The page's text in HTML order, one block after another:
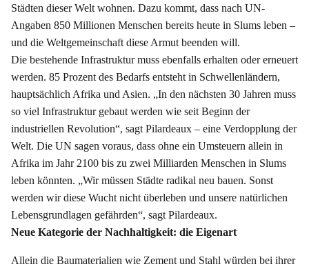
Städten dieser Welt wohnen. Dazu kommt, dass nach UN-
Angaben 850 Millionen Menschen bereits heute in Slums leben –
und die Weltgemeinschaft diese Armut beenden will.
Die bestehende Infrastruktur muss ebenfalls erhalten oder erneuert
werden. 85 Prozent des Bedarfs entsteht in Schwellenländern,
hauptsächlich Afrika und Asien. „In den nächsten 30 Jahren muss
so viel Infrastruktur gebaut werden wie seit Beginn der
industriellen Revolution“, sagt Pilardeaux – eine Verdopplung der
Welt. Die UN sagen voraus, dass ohne ein Umsteuern allein in
Afrika im Jahr 2100 bis zu zwei Milliarden Menschen in Slums
leben könnten. „Wir müssen Städte radikal neu bauen. Sonst
werden wir diese Wucht nicht überleben und unsere natürlichen
Lebensgrundlagen gefährden“, sagt Pilardeaux.
Neue Kategorie der Nachhaltigkeit: die Eigenart
Allein die Baumaterialien wie Zement und Stahl würden bei ihrer